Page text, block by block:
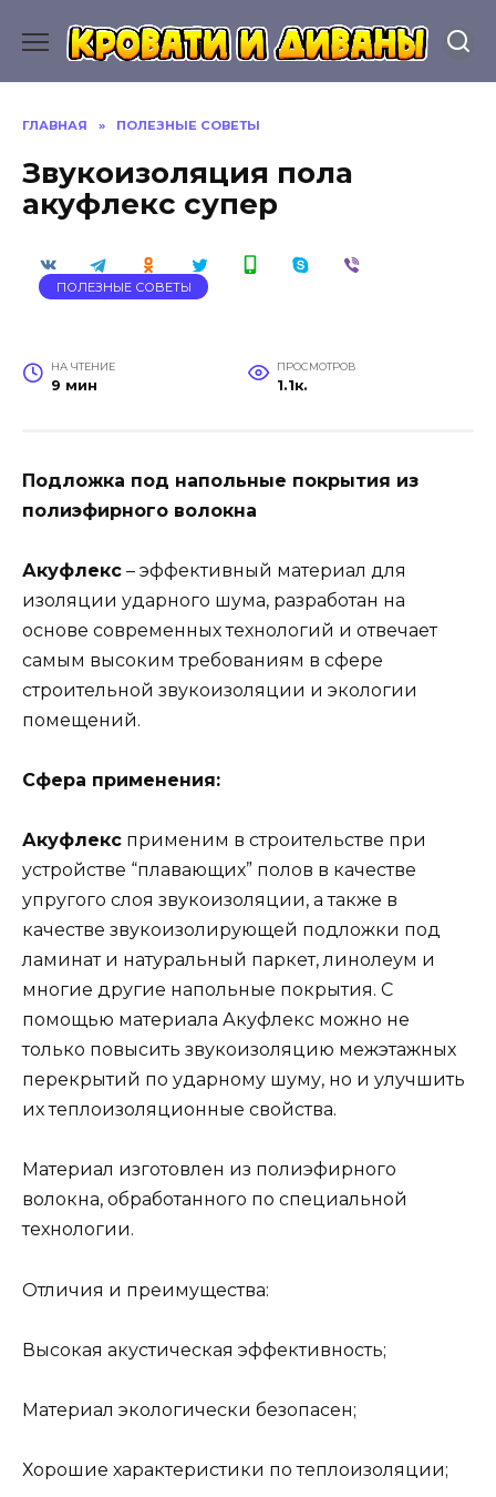
содержанию
ГЛАВНАЯ » ПОЛЕЗНЫЕ СОВЕТЫ
Звукоизоляция пола
акуфлекс супер
ПОЛЕЗНЫЕ СОВЕТЫ
НА ЧТЕНИЕ
9 мин
ПРОСМОТРОВ
1.1к.
Подложка под напольные покрытия из
полиэфирного волокна
Акуфлекс – эффективный материал для
изоляции ударного шума, разработан на
основе современных технологий и отвечает
самым высоким требованиям в сфере
строительной звукоизоляции и экологии
помещений.
Сфера применения:
Акуфлекс применим в строительстве при
устройстве “плавающих” полов в качестве
упругого слоя звукоизоляции, а также в
качестве звукоизолирующей подложки под
ламинат и натуральный паркет, линолеум и
многие другие напольные покрытия. С
помощью материала Акуфлекс можно не
только повысить звукоизоляцию межэтажных
перекрытий по ударному шуму, но и улучшить
их теплоизоляционные свойства.
Материал изготовлен из полиэфирного
волокна, обработанного по специальной
технологии.
Отличия и преимущества:
Высокая акустическая эффективность;
Материал экологически безопасен;
Хорошие характеристики по теплоизоляции;